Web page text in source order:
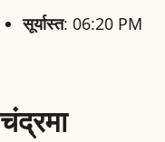
सूर्यास्त: 06:20 PM
चंद्रमा